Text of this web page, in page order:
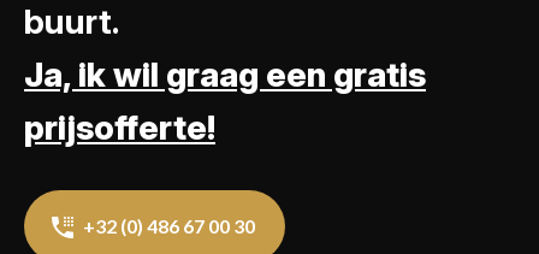
buurt.
Ja, ik wil graag een gratis
prijsofferte!
+32 (0) 486 67 00 30